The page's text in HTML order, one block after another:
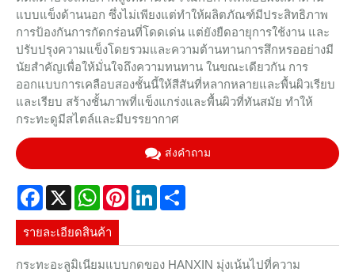
แบบแข็งด้านนอก ซึ่งไม่เพียงแต่ทำให้ผลิตภัณฑ์มีประสิทธิภาพ
การป้องกันการกัดกร่อนที่โดดเด่น แต่ยังยืดอายุการใช้งาน และ
ปรับปรุงความแข็งโดยรวมและความต้านทานการสึกหรออย่างมี
นัยสำคัญเพื่อให้มั่นใจถึงความทนทาน ในขณะเดียวกัน การ
ออกแบบการเคลือบสองชั้นนี้ให้สีสันที่หลากหลายและพื้นผิวเรียบ
และเรียบ สร้างชั้นภาพที่แข็งแกร่งและพื้นผิวที่ทันสมัย ​​ทำให้
กระทะดูมีสไตล์และมีบรรยากาศ
ส่งคำถาม
Facebook
X WhatsAppPinterestLinkedIn
รายละเอียดสินค้า
กระทะอะลูมิเนียมแบบกดของ HANXIN มุ่งเน้นไปที่ความ